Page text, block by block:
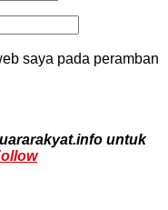
saya pada peramban
untuk